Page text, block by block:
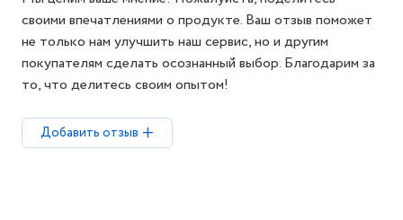
своими впечатлениями о продукте. Ваш отзыв поможет
не только нам улучшить наш сервис, но и другим
покупателям сделать осознанный выбор. Благодарим за
то, что делитесь своим опытом!
Добавить отзыв